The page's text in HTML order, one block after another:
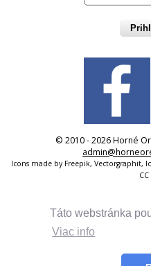
Táto webstránka
Viac info
© 2010 - 2026 Horné
Icons made by Freepik, Vectorgraphit,
CC